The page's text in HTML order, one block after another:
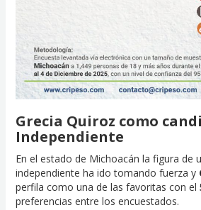
Grecia Quiroz como
Independiente
En el estado de Michoacán la figura de
independiente ha ido tomando fuerza y
perfila como una de las favoritas con el
preferencias entre los encuestados.